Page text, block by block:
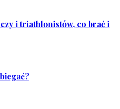
i triathlonistów, co brać i